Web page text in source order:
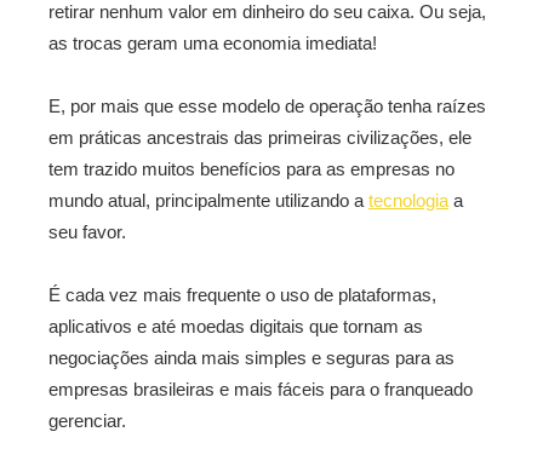
retirar nenhum valor em dinheiro do seu caixa. Ou seja,
as trocas geram uma economia imediata!
E, por mais que esse modelo de operação tenha raízes
em práticas ancestrais das primeiras civilizações, ele
tem trazido muitos benefícios para as empresas no
mundo atual, principalmente utilizando a tecnologia a
seu favor.
É cada vez mais frequente o uso de plataformas,
aplicativos e até moedas digitais que tornam as
negociações ainda mais simples e seguras para as
empresas brasileiras e mais fáceis para o franqueado
gerenciar.